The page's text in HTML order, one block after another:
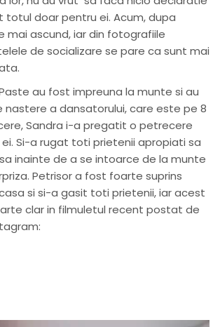
totul doar pentru ei. Acum, dupa
mai ascund, iar din fotografiile
de socializare se pare ca sunt mai
au fost impreuna la munte si au
nastere a dansatorului, care este pe 8
Sandra i-a pregatit o petrecere
ei. Si-a rugat toti prietenii apropiati sa
inainte de a se intoarce de la munte
Petrisor a fost foarte suprins
si si-a gasit toti prietenii, iar acest
clar in filmuletul recent postat de